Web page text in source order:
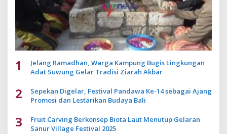
1
Jelang Ramadhan, Warga Kampung Bugis Lingkungan
Adat Suwung Gelar Tradisi Ziarah Akbar
2
Sepekan Digelar, Festival Pandawa Ke-14 sebagai Ajang
Promosi dan Lestarikan Budaya Bali
3
Fruit Carving Berkonsep Biota Laut Menutup Gelaran
Sanur Village Festival 2025